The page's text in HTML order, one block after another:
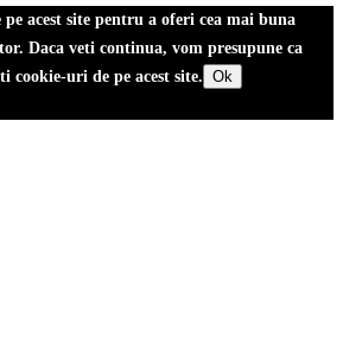
acest site pentru a oferi cea mai buna
Daca veti continua, vom presupune ca
cookie-uri de pe acest site. Ok